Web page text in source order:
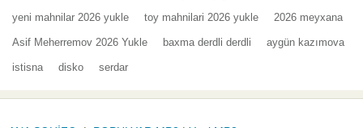
yeni mahnilar 2026 yukle toy mahnilari 2026 yukle 2026 meyxana
Asif Meherremov 2026 Yukle baxma derdli derdli aygün kazımova
istisna disko serdar